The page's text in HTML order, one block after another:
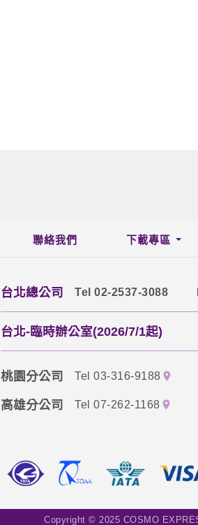
聯絡我們 下載專區
台北總公司 Tel 02-2537-3088
台北-臨時辦公室(2026/7/1起)
桃園分公司 Tel 03-316-9188
高雄分公司 Tel 07-262-1168
Copyright © 2025 COSMO